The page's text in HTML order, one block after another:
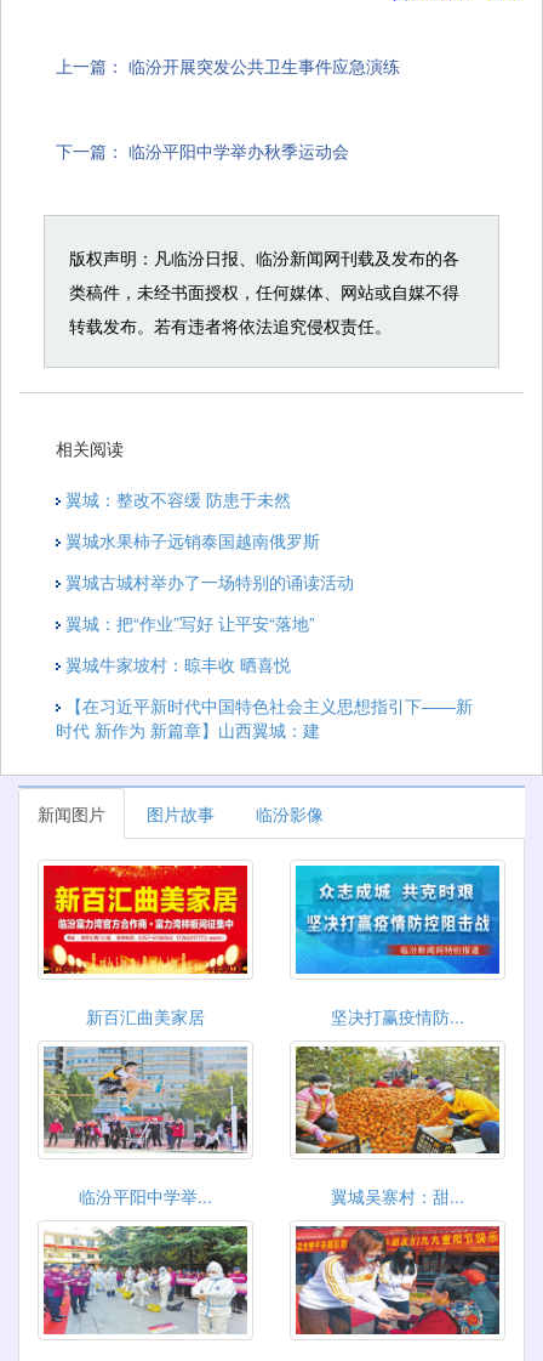
上一篇： 临汾开展突发公共卫生事件应急演练
下一篇： 临汾平阳中学举办秋季运动会
版权声明：凡临汾日报、临汾新闻网刊载及发布的各
类稿件，未经书面授权，任何媒体、网站或自媒不得
转载发布。若有违者将依法追究侵权责任。
相关阅读
翼城：整改不容缓 防患于未然
翼城水果柿子远销泰国越南俄罗斯
翼城古城村举办了一场特别的诵读活动
翼城：把“作业”写好 让平安“落地”
翼城牛家坡村：晾丰收 晒喜悦
【在习近平新时代中国特色社会主义思想指引下——新
时代 新作为 新篇章】山西翼城：建
新闻图片 图片故事 临汾影像
新百汇曲美家居 坚决打赢疫情防...
临汾平阳中学举... 翼城吴寨村：甜...